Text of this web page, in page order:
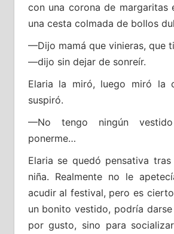
con una corona de margaritas
una cesta colmada de bollos
—Dijo mamá que vinieras, que
—dijo sin dejar de sonreír.
Elaria la miró, luego miró la
suspiró.
—No tengo ningún
ponerme…
Elaria se quedó pensativa
niña. Realmente no le
acudir al festival, pero es
un bonito vestido, podría
por gusto, sino para